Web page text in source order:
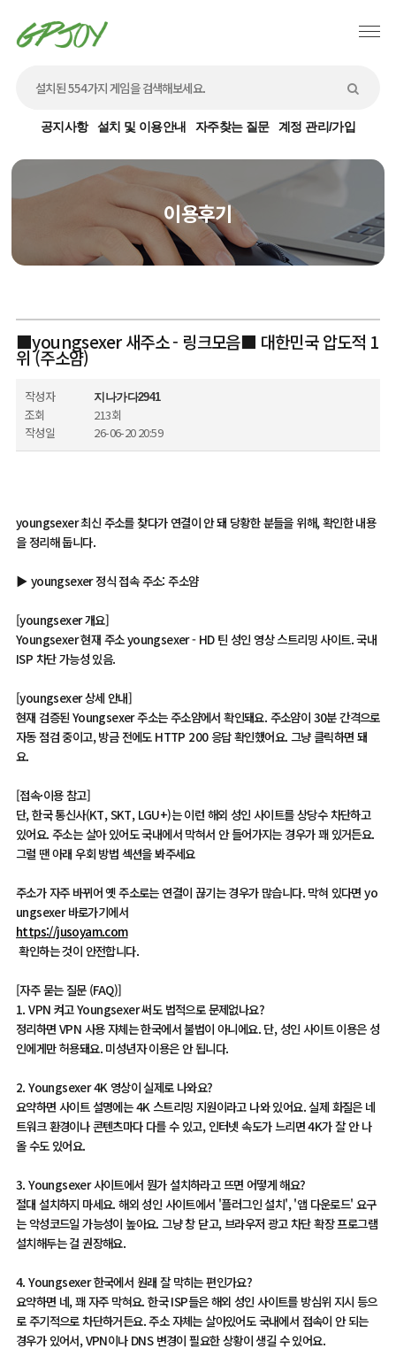
공지사항 설치 및 이용안내 자주찾는 질문 계정 관리/가입
이용후기
■youngsexer 새주소 - 링크모음■ 대한민국 압도적 1
위 (주소얌)
작성자 지나가다2941
조회
213회
작성일
26-06-20 20:59
youngsexer 최신 주소를 찾다가 연결이 안 돼 당황한 분들을 위해, 확인한 내용
을 정리해 둡니다.
▶ youngsexer 정식 접속 주소: 주소얌
[youngsexer 개요]
Youngsexer 현재 주소 youngsexer - HD 틴 성인 영상 스트리밍 사이트. 국내
ISP 차단 가능성 있음.
[youngsexer 상세 안내]
현재 검증된 Youngsexer 주소는 주소얌에서 확인돼요. 주소얌이 30분 간격으로
자동 점검 중이고, 방금 전에도 HTTP 200 응답 확인했어요. 그냥 클릭하면 돼
요.
[접속·이용 참고]
단, 한국 통신사(KT, SKT, LGU+)는 이런 해외 성인 사이트를 상당수 차단하고
있어요. 주소는 살아 있어도 국내에서 막혀서 안 들어가지는 경우가 꽤 있거든요.
그럴 땐 아래 우회 방법 섹션을 봐주세요
주소가 자주 바뀌어 옛 주소로는 연결이 끊기는 경우가 많습니다. 막혀 있다면 yo
ungsexer 바로가기에서
https://jusoyam.com
확인하는 것이 안전합니다.
[자주 묻는 질문 (FAQ)]
1. VPN 켜고 Youngsexer 써도 법적으로 문제없나요?
정리하면 VPN 사용 자체는 한국에서 불법이 아니에요. 단, 성인 사이트 이용은 성
인에게만 허용돼요. 미성년자 이용은 안 됩니다.
2. Youngsexer 4K 영상이 실제로 나와요?
요약하면 사이트 설명에는 4K 스트리밍 지원이라고 나와 있어요. 실제 화질은 네
트워크 환경이나 콘텐츠마다 다를 수 있고, 인터넷 속도가 느리면 4K가 잘 안 나
올 수도 있어요.
3. Youngsexer 사이트에서 뭔가 설치하라고 뜨면 어떻게 해요?
절대 설치하지 마세요. 해외 성인 사이트에서 '플러그인 설치', '앱 다운로드' 요구
는 악성코드일 가능성이 높아요. 그냥 창 닫고, 브라우저 광고 차단 확장 프로그램
설치해두는 걸 권장해요.
4. Youngsexer 한국에서 원래 잘 막히는 편인가요?
요약하면 네, 꽤 자주 막혀요. 한국 ISP들은 해외 성인 사이트를 방심위 지시 등으
로 주기적으로 차단하거든요. 주소 자체는 살아있어도 국내에서 접속이 안 되는
경우가 있어서, VPN이나 DNS 변경이 필요한 상황이 생길 수 있어요.